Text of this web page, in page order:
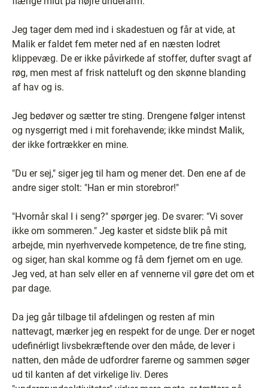
Jeg tager dem med ind i skadestuen og får at vide, at
Malik er faldet fem meter ned af en næsten lodret
klippevæg. De er ikke påvirkede af stoffer, dufter svagt af
røg, men mest af frisk natteluft og den skønne blanding
af hav og is.
Jeg bedøver og sætter tre sting. Drengene følger intenst
og nysgerrigt med i mit forehavende; ikke mindst Malik,
der ikke fortrækker en mine.
"Du er sej," siger jeg til ham og mener det. Den ene af de
andre siger stolt: "Han er min storebror!"
"Hvornår skal I i seng?" spørger jeg. De svarer: "Vi sover
ikke om sommeren." Jeg kaster et sidste blik på mit
arbejde, min nyerhvervede kompetence, de tre fine sting,
og siger, han skal komme og få dem fjernet om en uge.
Jeg ved, at han selv eller en af vennerne vil gøre det om et
par dage.
Da jeg går tilbage til afdelingen og resten af min
nattevagt, mærker jeg en respekt for de unge. Der er noget
udefinérligt livsbekræftende over den måde, de lever i
natten, den måde de udfordrer farerne og sammen søger
ud til kanten af det virkelige liv. Deres